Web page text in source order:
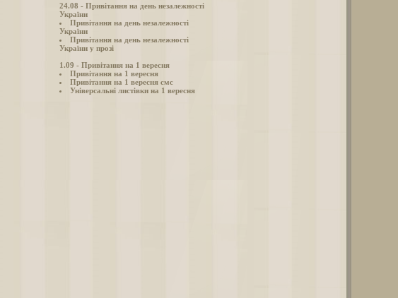
24.08 - Привітання на день незалежності
України
Привітання на день незалежності
України
Привітання на день незалежності
України у прозі
1.09 - Привітання на 1 вересня
Привітання на 1 вересня
Привітання на 1 вересня смс
Універсальні листівки на 1 вересня